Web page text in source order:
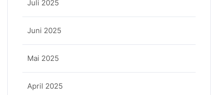
Juli 2025
Juni 2025
Mai 2025
April 2025